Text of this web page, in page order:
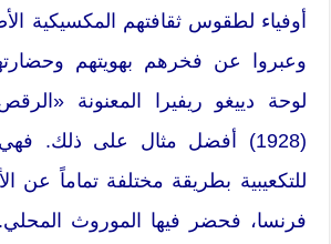
أوفياء لطقوس ثقافتهم المكسيكية
وعبروا عن فخرهم بهويتهم
لوحة دييغو ريفيرا المعنونة
(1928) أفضل مثال على ذلك.
للتكعيبية بطريقة مختلفة تماماً
فرنسا، فحضر فيها الموروث